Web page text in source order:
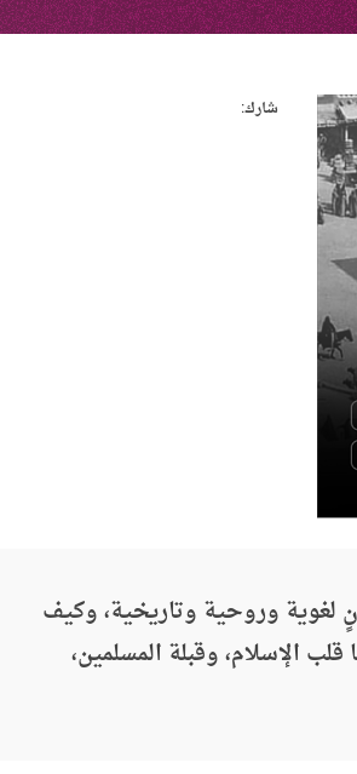
شارك:
لغوية وروحية وتاريخية، وكيف
الإسلام، وقبلة المسلمين،